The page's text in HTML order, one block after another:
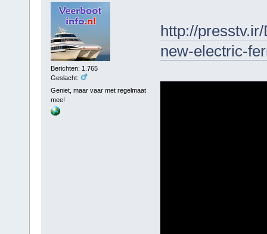
Berichten: 1.765
Geslacht:
Geniet, maar vaar met regelmaat
mee!
http://
new-electric-